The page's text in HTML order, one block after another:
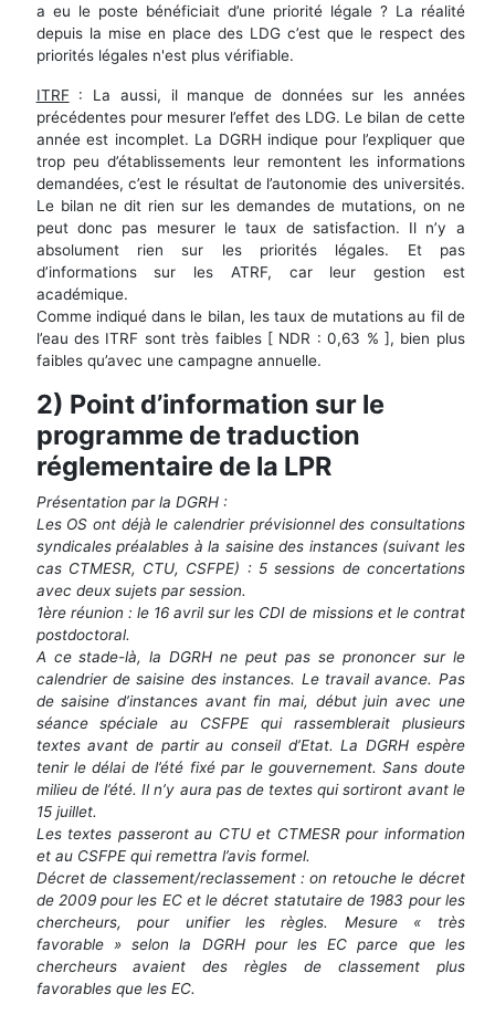
a eu le poste bénéficiait d’une priorité légale ? La réalité
depuis la mise en place des LDG c’est que le respect des
priorités légales n'est plus vérifiable.
ITRF : La aussi, il manque de données sur les années
précédentes pour mesurer l’effet des LDG. Le bilan de cette
année est incomplet. La DGRH indique pour l’expliquer que
trop peu d’établissements leur remontent les informations
demandées, c’est le résultat de l’autonomie des universités.
Le bilan ne dit rien sur les demandes de mutations, on ne
peut donc pas mesurer le taux de satisfaction. Il n’y a
absolument rien sur les priorités légales. Et pas
d’informations sur les ATRF, car leur gestion est
académique.
Comme indiqué dans le bilan, les taux de mutations au fil de
l’eau des ITRF sont très faibles [ NDR : 0,63 % ], bien plus
faibles qu’avec une campagne annuelle.
2) Point d’information sur le
programme de traduction
réglementaire de la LPR
Présentation par la DGRH :
Les OS ont déjà le calendrier prévisionnel des consultations
syndicales préalables à la saisine des instances (suivant les
cas CTMESR, CTU, CSFPE) : 5 sessions de concertations
avec deux sujets par session.
1ère réunion : le 16 avril sur les CDI de missions et le contrat
postdoctoral.
A ce stade-là, la DGRH ne peut pas se prononcer sur le
calendrier de saisine des instances. Le travail avance. Pas
de saisine d’instances avant fin mai, début juin avec une
séance spéciale au CSFPE qui rassemblerait plusieurs
textes avant de partir au conseil d’Etat. La DGRH espère
tenir le délai de l’été fixé par le gouvernement. Sans doute
milieu de l’été. Il n’y aura pas de textes qui sortiront avant le
15 juillet.
Les textes passeront au CTU et CTMESR pour information
et au CSFPE qui remettra l’avis formel.
Décret de classement/reclassement : on retouche le décret
de 2009 pour les EC et le décret statutaire de 1983 pour les
chercheurs, pour unifier les règles. Mesure « très
favorable » selon la DGRH pour les EC parce que les
chercheurs avaient des règles de classement plus
favorables que les EC.